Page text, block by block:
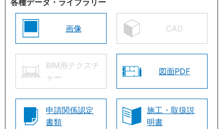
画像 CAD
BIM用テクスチ
ャー
図面PDF
申請関係認定
書類
施工・取扱説
明書